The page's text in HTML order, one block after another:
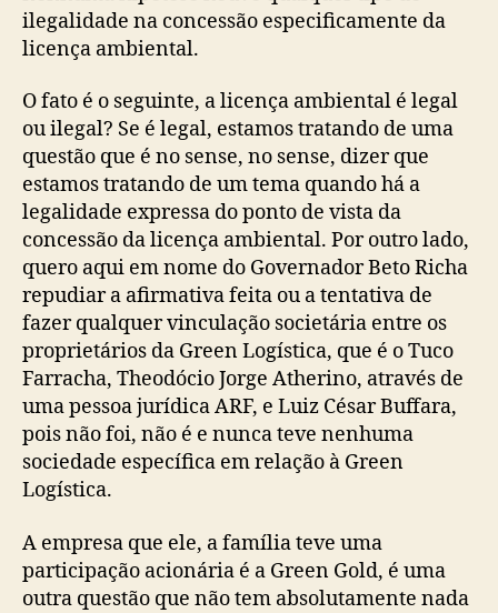
ilegalidade na concessão especificamente da
licença ambiental.
O fato é o seguinte, a licença ambiental é legal
ou ilegal? Se é legal, estamos tratando de uma
questão que é no sense, no sense, dizer que
estamos tratando de um tema quando há a
legalidade expressa do ponto de vista da
concessão da licença ambiental. Por outro lado,
quero aqui em nome do Governador Beto Richa
repudiar a afirmativa feita ou a tentativa de
fazer qualquer vinculação societária entre os
proprietários da Green Logística, que é o Tuco
Farracha, Theodócio Jorge Atherino, através de
uma pessoa jurídica ARF, e Luiz César Buffara,
pois não foi, não é e nunca teve nenhuma
sociedade específica em relação à Green
Logística.
A empresa que ele, a família teve uma
participação acionária é a Green Gold, é uma
outra questão que não tem absolutamente nada